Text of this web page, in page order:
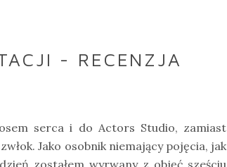
- RECENZJA
serca i do Actors Studio, zamiast
Jako osobnik niemający pojęcia, jak
zostałem wyrwany z objęć sześciu